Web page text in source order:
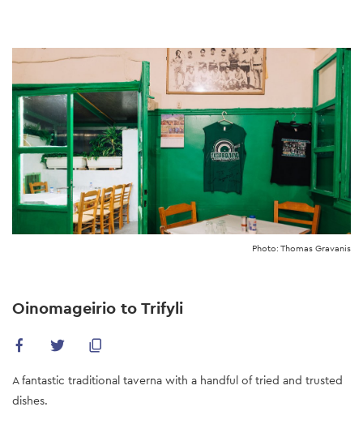
content
Photo: Thomas Gravanis
Oinomageirio to Trifyli
A fantastic traditional taverna with a handful of tried and trusted
dishes.